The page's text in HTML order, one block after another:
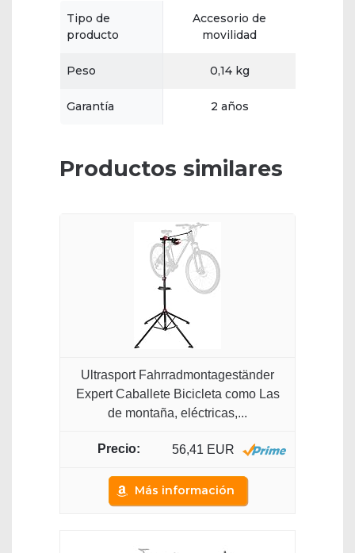
Tipo de
producto
Accesorio de
movilidad
Peso 0,14 kg
Garantía 2 años
Productos similares
Ultrasport Fahrradmontageständer
Expert Caballete Bicicleta como Las
de montaña, eléctricas,...
56,41 EUR
Más información